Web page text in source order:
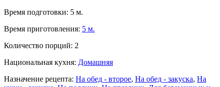
Время подготовки: 5 м.
Время приготовления: 5 м.
Количество порций: 2
Национальная кухня: Домашняя
Назначение рецепта: На обед - второе, На обед - закуска, На